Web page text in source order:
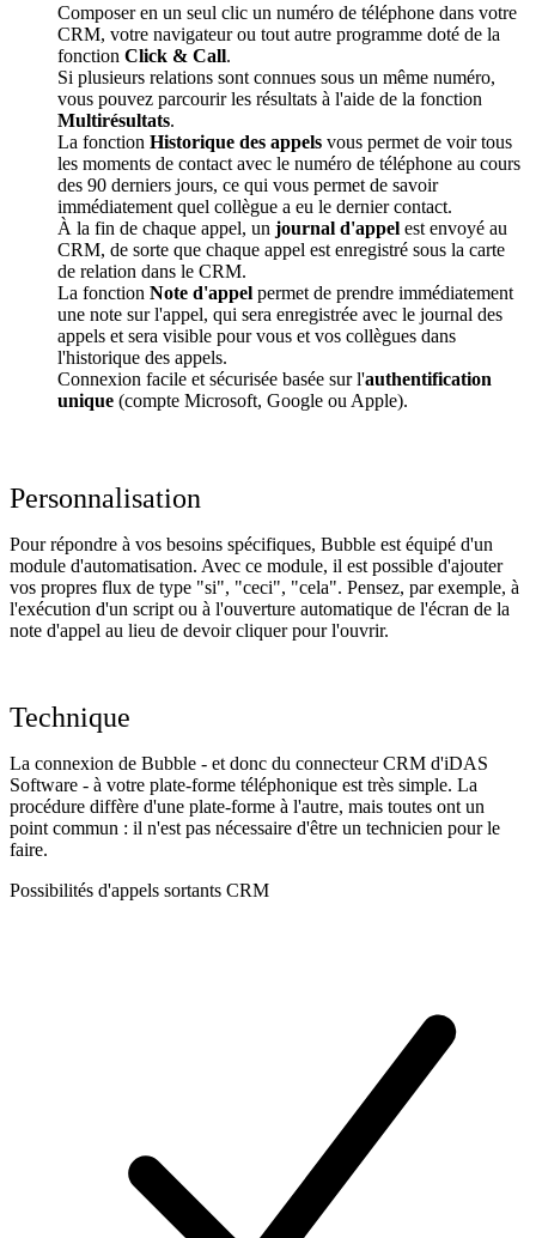
Composer en un seul clic un numéro de téléphone dans votre
CRM, votre navigateur ou tout autre programme doté de la
fonction Click & Call.
Si plusieurs relations sont connues sous un même numéro,
vous pouvez parcourir les résultats à l'aide de la fonction
Multirésultats.
La fonction Historique des appels vous permet de voir tous
les moments de contact avec le numéro de téléphone au cours
des 90 derniers jours, ce qui vous permet de savoir
immédiatement quel collègue a eu le dernier contact.
À la fin de chaque appel, un journal d'appel est envoyé au
CRM, de sorte que chaque appel est enregistré sous la carte
de relation dans le CRM.
La fonction Note d'appel permet de prendre immédiatement
une note sur l'appel, qui sera enregistrée avec le journal des
appels et sera visible pour vous et vos collègues dans
l'historique des appels.
Connexion facile et sécurisée basée sur l'authentification
unique (compte Microsoft, Google ou Apple).
Personnalisation
Pour répondre à vos besoins spécifiques, Bubble est équipé d'un
module d'automatisation. Avec ce module, il est possible d'ajouter
vos propres flux de type "si", "ceci", "cela". Pensez, par exemple, à
l'exécution d'un script ou à l'ouverture automatique de l'écran de la
note d'appel au lieu de devoir cliquer pour l'ouvrir.
Technique
La connexion de Bubble - et donc du connecteur CRM d'iDAS
Software - à votre plate-forme téléphonique est très simple. La
procédure diffère d'une plate-forme à l'autre, mais toutes ont un
point commun : il n'est pas nécessaire d'être un technicien pour le
faire.
Possibilités d'appels sortants CRM